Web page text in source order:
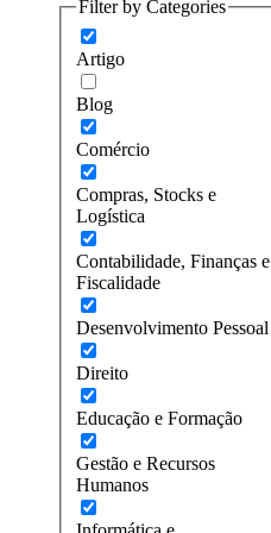
Filter by Categories
Artigo
Blog
Comércio
Compras, Stocks e
Logística
Contabilidade, Finanças e
Fiscalidade
Desenvolvimento Pessoal
Direito
Educação e Formação
Gestão e Recursos
Humanos